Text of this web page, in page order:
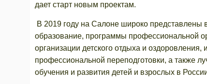
дает старт новым проектам.
В 2019 году на Салоне широко представлены
образование, программы профессиональной
организации детского отдыха и
профессиональной переподготовки, а также
обучения и развития детей и взрослых в